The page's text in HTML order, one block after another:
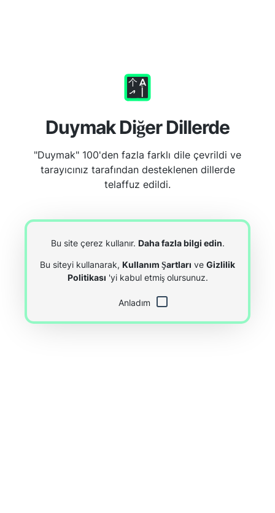
Duymak Diğer Dillerde
"Duymak" 100'den fazla farklı dile çevrildi ve
tarayıcınız tarafından desteklenen dillerde
telaffuz edildi.
Bu site çerez kullanır. Daha fazla bilgi edin.
Bu siteyi kullanarak, Kullanım Şartları ve Gizlilik
Politikası 'yi kabul etmiş olursunuz.
Anladım